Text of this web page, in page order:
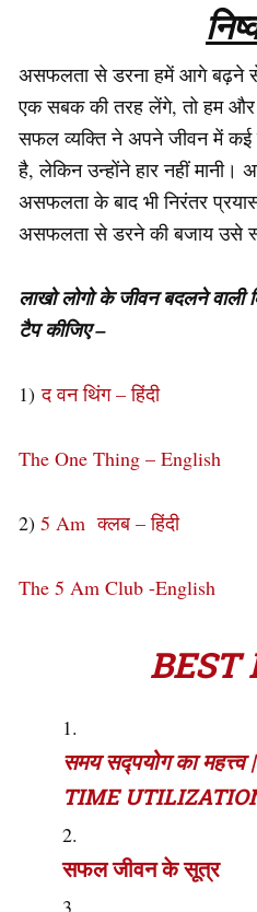
असफलता से डरना हमें आगे बढ़ने
एक सबक की तरह लेंगे, तो हम
सफल व्यक्ति ने अपने जीवन में कई
है, लेकिन उन्होंने हार नहीं मानी।
असफलता के बाद भी निरंतर
असफलता से डरने की बजाय उसे
लाखो लोगो के जीवन बदलने वाली
टैप कीजिए –
1)द वन थिंग – हिंदी
The One Thing – English
2) 5 Am क्लब – हिंदी
The 5 Am Club -English
BEST
समय सद्पयोग का
TIME
सफल जीवन के सूत्र